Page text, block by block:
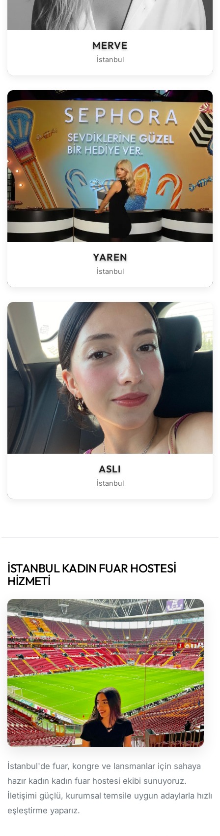
MERVE
İstanbul
YAREN
İstanbul
ASLI
İstanbul
İSTANBUL KADIN FUAR HOSTESI
HIZMETI
İstanbul'de fuar, kongre ve lansmanlar için sahaya
hazır kadın kadın fuar hostesi ekibi sunuyoruz.
İletişimi güçlü, kurumsal temsile uygun adaylarla hızlı
eşleştirme yaparız.